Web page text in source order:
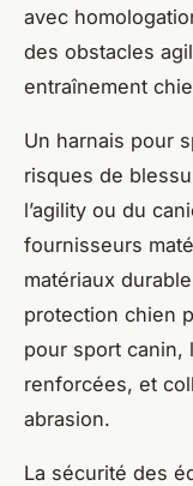
avec
des obstacles
entraînement
Un harnais pour
risques de
l’agility ou du
fournisseurs
matériaux
protection chien
pour sport canin,
renforcées, et
abrasion.
La sécurité des